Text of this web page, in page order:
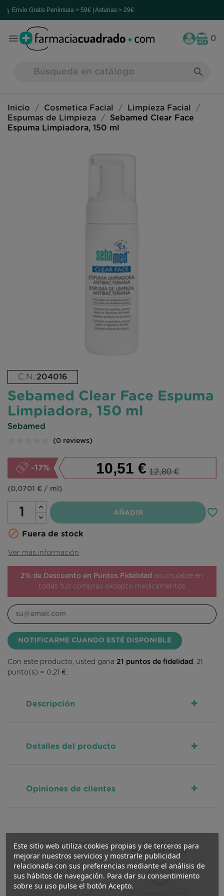
GratisPenínsula > 59€ | Asturias > 29€
 0
search
Este sitio web utiliza cookies propias y de terceros para
mejorar nuestros servicios y mostrarle publicidad
relacionada con sus preferencias mediante el análisis de
sus hábitos de navegación. Para dar su consentimiento
sobre su uso pulse el botón Acepto.
Inicio Cosmetica Facial
Limpieza Facial
Espumas de Limpieza
Sebamed Clear Face
Espuma Limpiadora, 150 ml
C.N.:204016
Sebamed Clear Face Espuma
Limpiadora, 150 ml
Sebamed
(0 reviews)
-17% 10,51 € 12,80 €
(0,0701 € / ml)
AÑADIR
favorite_border
 Fuera de stock
Ver más información
2% de Descuento en Puntos Fidelidad acumulable en
todas tus compras excepto medicamentos
NOTIFICARME CUANDO ESTÉ DISPONIBLE
Con este producto, usted gana 21 puntos de fidelidad . 21
punto(s) = 0,21 €.
Descripción +
Detalles del producto +
Opiniones de clientes +
ENVÍO GRATIS
Península >59€ / Asturias
VENTA DE
MEDICAMENTOS